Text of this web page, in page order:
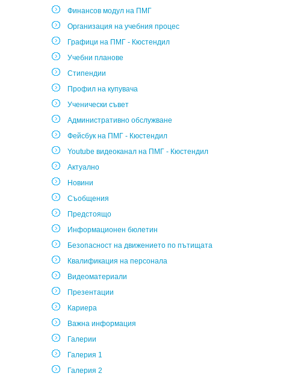
Финансов модул на ПМГ
Организация на учебния процес
Графици на ПМГ - Кюстендил
Учебни планове
Стипендии
Профил на купувача
Ученически съвет
Административно обслужване
Фейсбук на ПМГ - Кюстендил
Youtube видеоканал на ПМГ - Кюстендил
Актуално
Новини
Съобщения
Предстоящо
Информационен бюлетин
Безопасност на движението по пътищата
Квалификация на персонала
Видеоматериали
Презентации
Кариера
Важна информация
Галерии
Галерия 1
Галерия 2